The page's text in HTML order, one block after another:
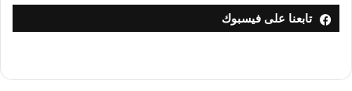
تابعنا على فيسبوك